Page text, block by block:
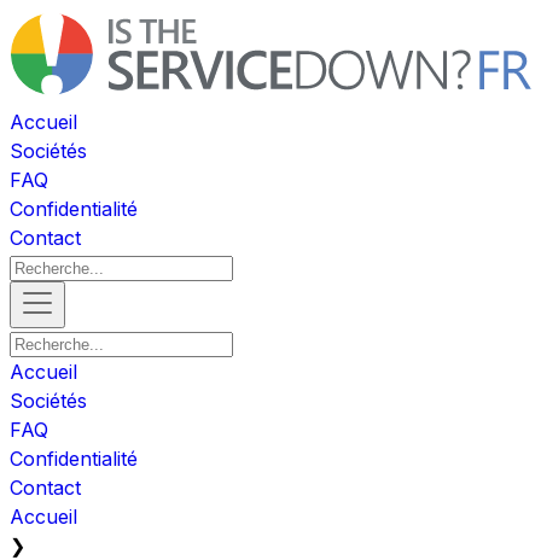
Accueil
Sociétés
FAQ
Confidentialité
Contact
Accueil
Sociétés
FAQ
Confidentialité
Contact
Accueil
❯